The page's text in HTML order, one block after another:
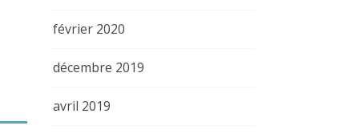
février 2020
décembre 2019
avril 2019